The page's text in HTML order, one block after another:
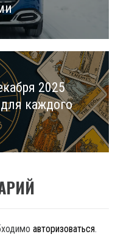
2025
для каждого
авторизоваться.